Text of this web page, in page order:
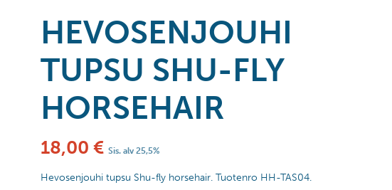
HEVOSENJOUHI
TUPSU SHU-FLY
HORSEHAIR
18,00 € Sis. alv 25,5%
Hevosenjouhi tupsu Shu-fly horsehair. Tuotenro HH-TAS04.